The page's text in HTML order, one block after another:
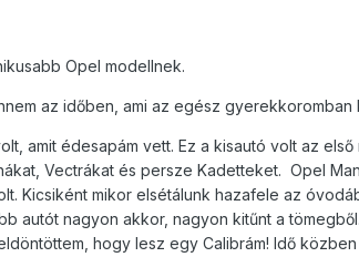
Opel modellnek.
az időben, ami az egész gyerekkoromban
amit édesapám vett. Ez a kisautó volt az első
Vectrákat és persze Kadetteket. Opel
Kicsiként mikor elsétálunk hazafele az
autót nagyon akkor, nagyon kitűnt a
hogy lesz egy Calibrám! Idő